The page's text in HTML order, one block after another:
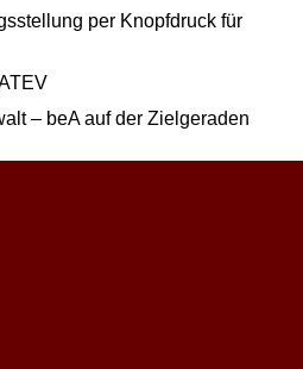
per Knopfdruck für
– beA auf der Zielgeraden